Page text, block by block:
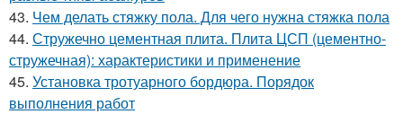
43. Чем делать стяжку пола. Для чего нужна стяжка пола
44. Стружечно цементная плита. Плита ЦСП (цементно-
стружечная): характеристики и применение
45. Установка тротуарного бордюра. Порядок
выполнения работ